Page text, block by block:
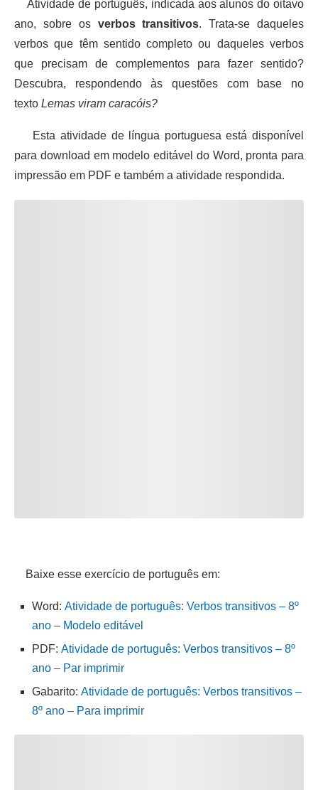
Atividade de português, indicada aos alunos do oitavo
ano, sobre os verbos transitivos. Trata-se daqueles
verbos que têm sentido completo ou daqueles verbos
que precisam de complementos para fazer sentido?
Descubra, respondendo às questões com base no
texto Lemas viram caracóis?
Esta atividade de língua portuguesa está disponível
para download em modelo editável do Word, pronta para
impressão em PDF e também a atividade respondida.
Baixe esse exercício de português em:
Word: Atividade de português: Verbos transitivos – 8º
ano – Modelo editável
PDF: Atividade de português: Verbos transitivos – 8º
ano – Par imprimir
Gabarito: Atividade de português: Verbos transitivos –
8º ano – Para imprimir